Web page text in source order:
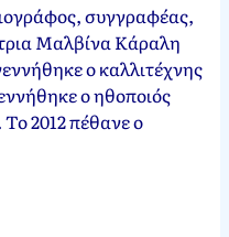
συγγραφέας,
Μαλβίνα Κάραλη
ο καλλιτέχνης
ο ηθοποιός
2012 πέθανε ο